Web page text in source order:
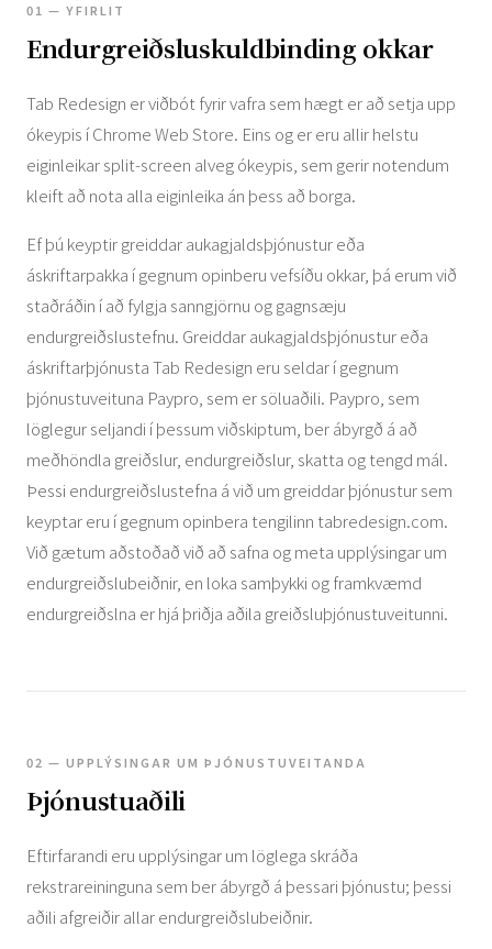
01 — YFIRLIT
Endurgreiðsluskuldbinding okkar
Tab Redesign er viðbót fyrir vafra sem hægt er að setja upp
ókeypis í Chrome Web Store. Eins og er eru allir helstu
eiginleikar split-screen alveg ókeypis, sem gerir notendum
kleift að nota alla eiginleika án þess að borga.
Ef þú keyptir greiddar aukagjaldsþjónustur eða
áskriftarpakka í gegnum opinberu vefsíðu okkar, þá erum við
staðráðin í að fylgja sanngjörnu og gagnsæju
endurgreiðslustefnu. Greiddar aukagjaldsþjónustur eða
áskriftarþjónusta Tab Redesign eru seldar í gegnum
þjónustuveituna Paypro, sem er söluaðili. Paypro, sem
löglegur seljandi í þessum viðskiptum, ber ábyrgð á að
meðhöndla greiðslur, endurgreiðslur, skatta og tengd mál.
Þessi endurgreiðslustefna á við um greiddar þjónustur sem
keyptar eru í gegnum opinbera tengilinn tabredesign.com.
Við gætum aðstoðað við að safna og meta upplýsingar um
endurgreiðslubeiðnir, en loka samþykki og framkvæmd
endurgreiðslna er hjá þriðja aðila greiðsluþjónustuveitunni.
02 — UPPLÝSINGAR UM ÞJÓNUSTUVEITANDA
Þjónustuaðili
Eftirfarandi eru upplýsingar um löglega skráða
rekstrareininguna sem ber ábyrgð á þessari þjónustu; þessi
aðili afgreiðir allar endurgreiðslubeiðnir.